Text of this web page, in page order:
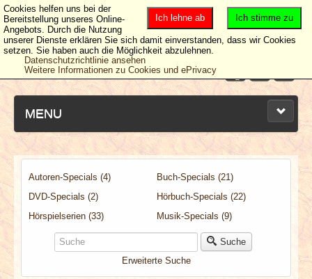
MENU
NEUESTE ARTIKEL
NEWS & DATES
BERICHTE
Autoren-Specials (4)
Buch-Specials (21)
DVD-Specials (2)
Hörbuch-Specials (22)
Hörspielserien (33)
Musik-Specials (9)
Suche
Erweiterte Suche
Ich stimme zu
Ich lehne ab
Cookies helfen uns bei der
Bereitstellung unseres Online-
Angebots. Durch die Nutzung
unserer Dienste erklären Sie sich damit einverstanden, dass wir Cookies
setzen. Sie haben auch die Möglichkeit abzulehnen.
Datenschutzrichtlinie ansehen
Weitere Informationen zu Cookies und ePrivacy